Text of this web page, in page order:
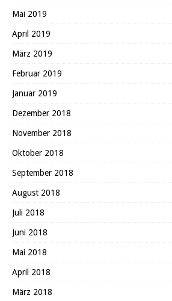
Mai 2019
April 2019
März 2019
Februar 2019
Januar 2019
Dezember 2018
November 2018
Oktober 2018
September 2018
August 2018
Juli 2018
Juni 2018
Mai 2018
April 2018
März 2018